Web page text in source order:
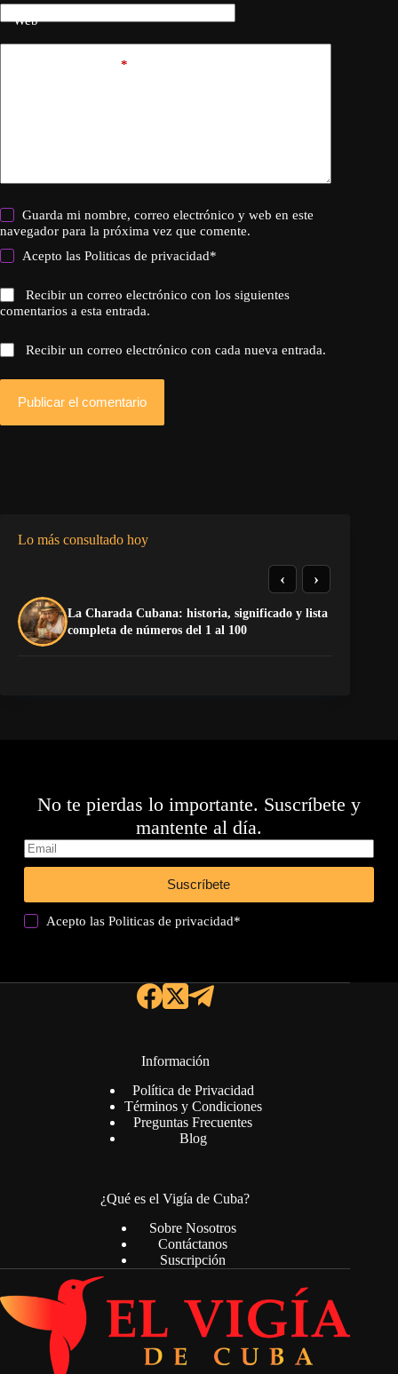
Web
*
Guarda mi nombre, correo electrónico y web en este
navegador para la próxima vez que comente.
Acepto lasPoliticas de privacidad*
Recibir un correo electrónico con los siguientes
comentarios a esta entrada.
Recibir un correo electrónico con cada nueva entrada.
Publicar el comentario
Lo más consultado hoy
La Charada Cubana: historia, significado y lista
completa de números del 1 al 100
‹ ›
No te pierdas lo importante. Suscríbete y
mantente al día.
Suscríbete
Acepto lasPoliticas de privacidad*
Información
Política de Privacidad
Términos y Condiciones
Preguntas Frecuentes
Blog
¿Qué es el Vigía de Cuba?
Sobre Nosotros
Contáctanos
Suscripción